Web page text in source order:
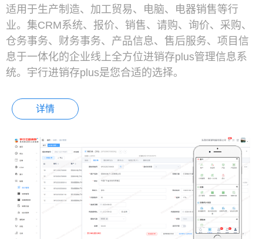
适用于生产制造、加工贸易、电脑、电器销售等行
业。集CRM系统、报价、销售、请购、询价、采购、
仓务事务、财务事务、产品信息、售后服务、项目信
息于一体化的企业线上全方位进销存plus管理信息系
统。宇行进销存plus是您合适的选择。
详情